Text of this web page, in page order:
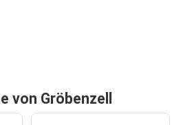
von Gröbenzell